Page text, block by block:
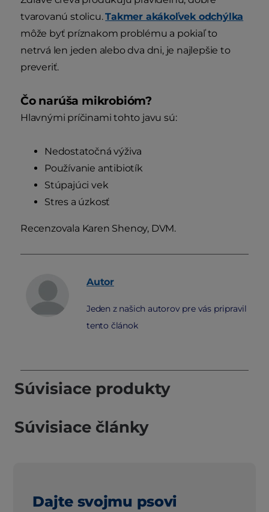
tvarovanú stolicu.Takmer akákoľvek odchýlka
môže byť príznakom problému a pokiaľ to
netrvá len jeden alebo dva dni, je najlepšie to
preveriť.
Čo narúša mikrobióm?
Hlavnými príčinami tohto javu sú:
Nedostatočná výživa
Používanie antibiotík
Stúpajúci vek
Stres a úzkosť
Recenzovala Karen Shenoy, DVM.
Autor
Jeden z našich autorov pre vás pripravil
tento článok
Súvisiace produkty
Súvisiace články
Dajte svojmu psovi